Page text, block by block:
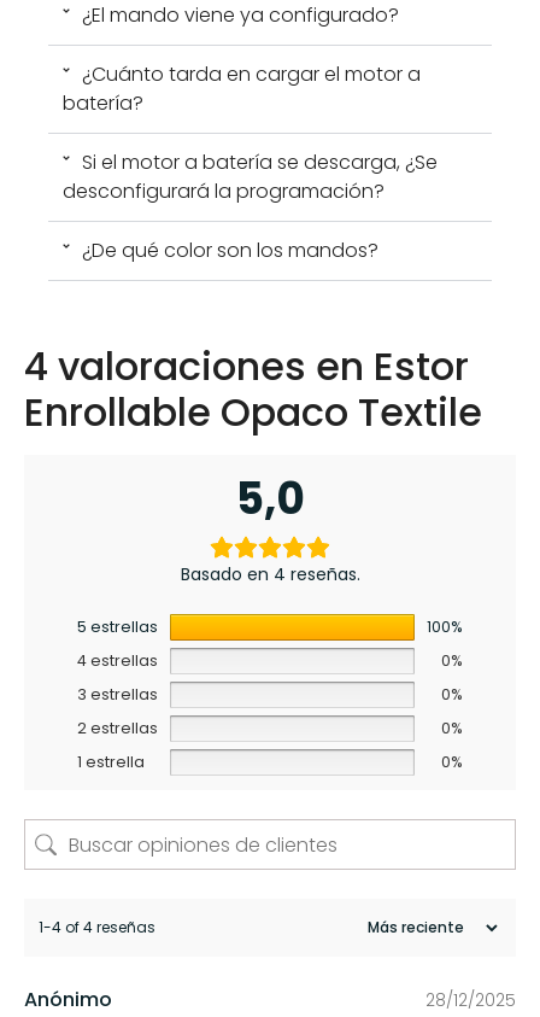
¿El mando viene ya configurado?
¿Cuánto tarda en cargar el motor a
batería?
Si el motor a batería se descarga, ¿Se
desconfigurará la programación?
¿De qué color son los mandos?
4 valoraciones en Estor
Enrollable Opaco Textile
5,0
Basado en 4 reseñas.
5 estrellas
100%
4 estrellas
0%
3 estrellas
0%
2 estrellas
0%
1 estrella
0%
1-4 of 4 reseñas
Anónimo 28/12/2025